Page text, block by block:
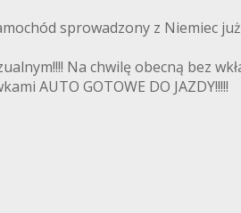
sprowadzony z Niemiec
Na chwilę obecną bez
AUTO GOTOWE DO JAZDY!!!!!